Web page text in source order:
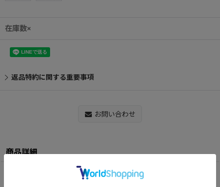
在庫数×
返品特約に関する重要事項
お問い合わせ
商品詳細
【MATERIAL】 LINEN 55% COTTON 45%